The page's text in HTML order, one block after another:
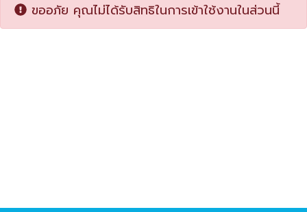
ขออภัย คุณไม่ได้รับสิทธิในการเข้าใช้งานในส่วนนี้